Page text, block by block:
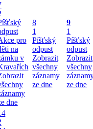
pro
na
v
dne
8
1
Píšťský
odpust
Zobrazit
všechny
záznamy
ze dne
9
1
Píšťský
odpust
Zobrazit
všechny
ze dne